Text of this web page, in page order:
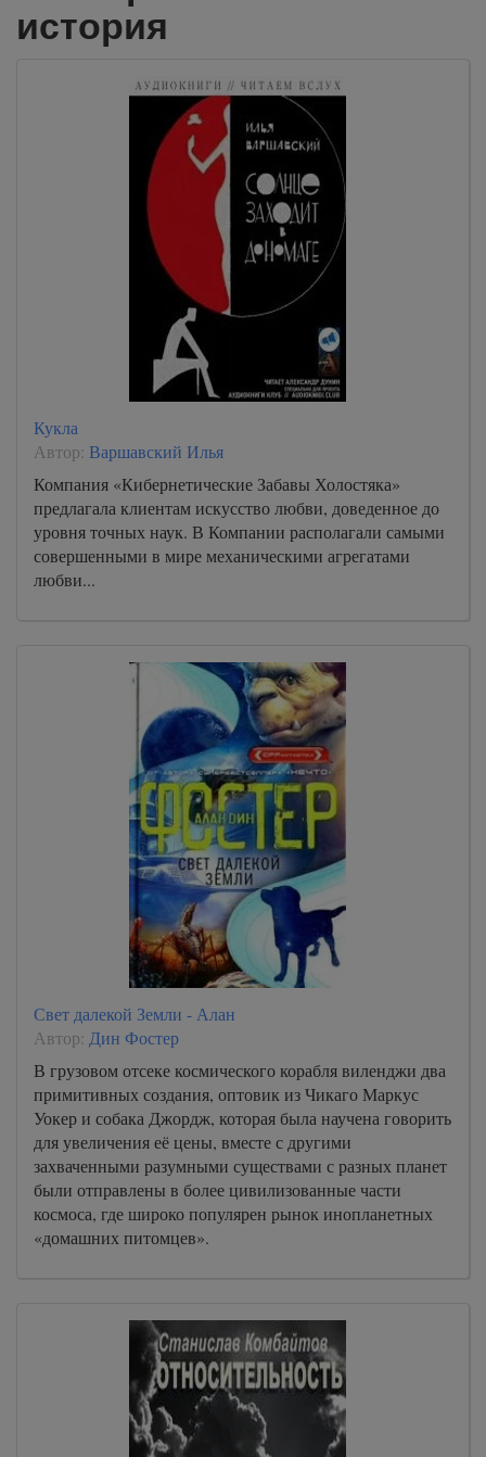
история
Кукла
Автор: Варшавский Илья
Компания «Кибернетические Забавы Холостяка»
предлагала клиентам искусство любви, доведенное до
уровня точных наук. В Компании располагали самыми
совершенными в мире механическими агрегатами
любви...
Свет далекой Земли - Алан
Автор: Дин Фостер
В грузовом отсеке космического корабля виленджи два
примитивных создания, оптовик из Чикаго Маркус
Уокер и собака Джордж, которая была научена говорить
для увеличения её цены, вместе с другими
захваченными разумными существами с разных планет
были отправлены в более цивилизованные части
космоса, где широко популярен рынок инопланетных
«домашних питомцев».